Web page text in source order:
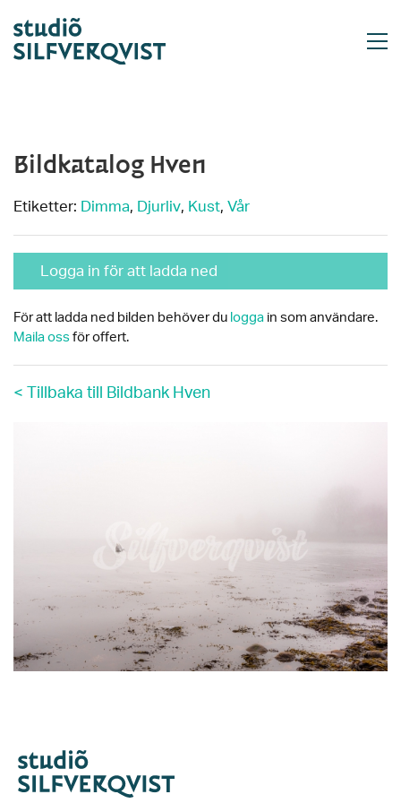
Bildkatalog Hven
Etiketter: Dimma, Djurliv, Kust, Vår
Logga in för att ladda ned
För att ladda ned bilden behöver du logga in som användare.
Maila oss för offert.
< Tillbaka till Bildbank Hven